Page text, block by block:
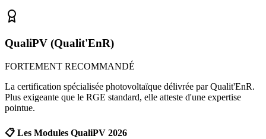
QualiPV (Qualit'EnR)
FORTEMENT RECOMMANDÉ
La certification spécialisée photovoltaïque délivrée par Qualit'EnR.
Plus exigeante que le RGE standard, elle atteste d'une expertise
pointue.
📋 Les Modules QualiPV 2026